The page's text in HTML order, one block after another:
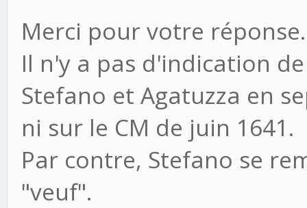
Merci pour votre réponse.
Il n'y a pas d'indication
Stefano et Agatuzza en
ni sur le CM de juin 1641.
Par contre, Stefano se
"veuf".